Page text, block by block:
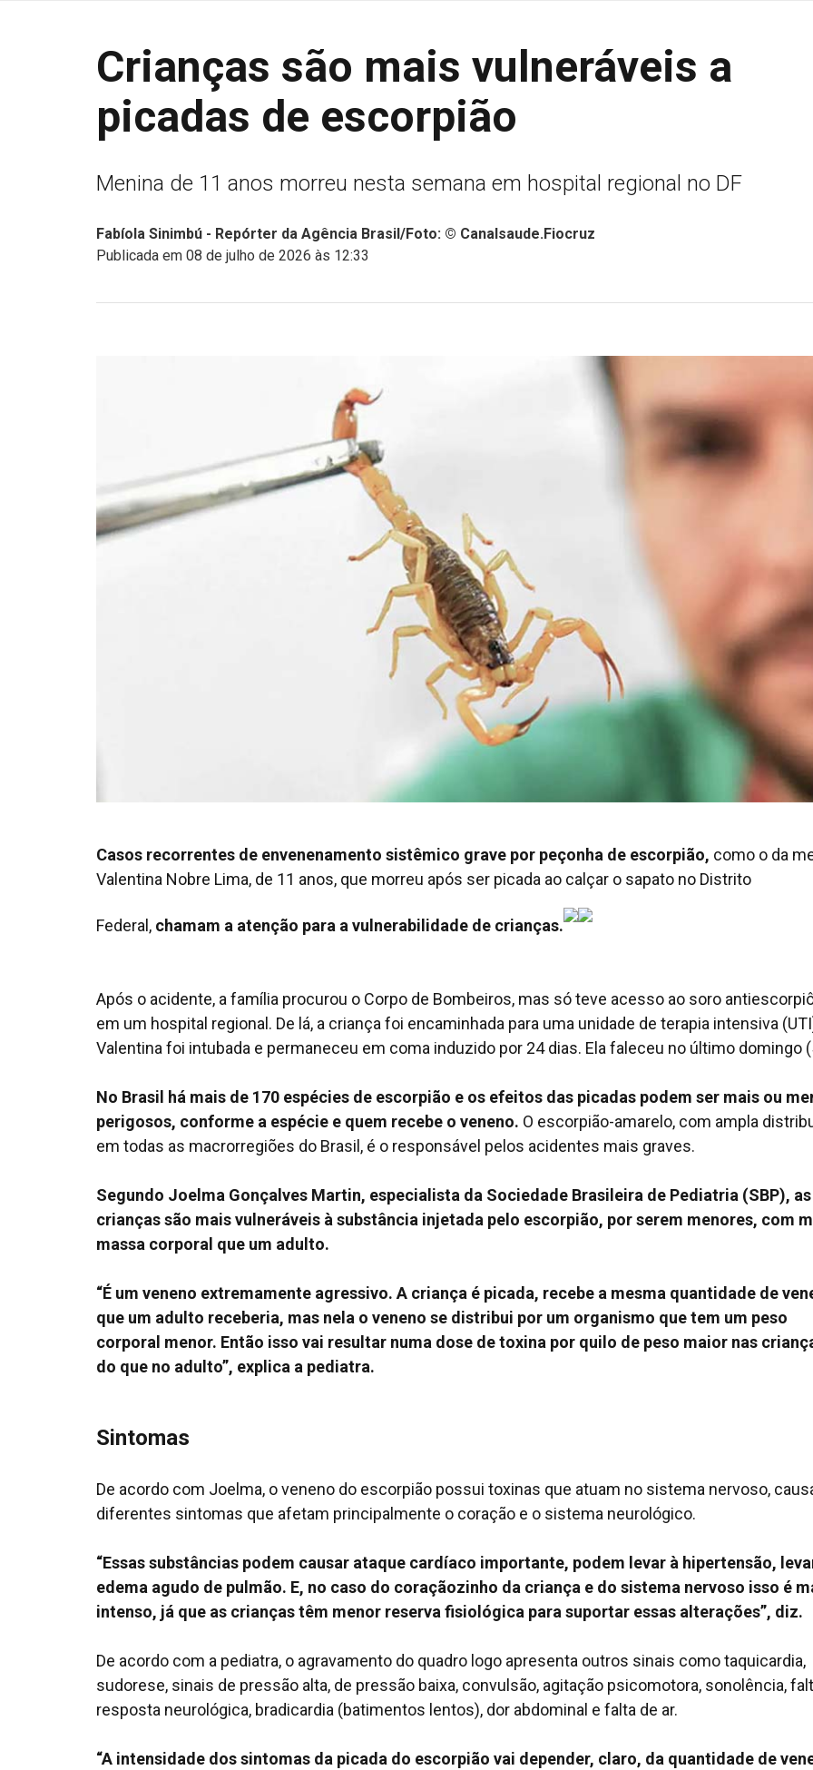
Crianças são mais vulneráveis a
picadas de escorpião
Menina de 11 anos morreu nesta semana em hospital regional no DF
Fabíola Sinimbú - Repórter da Agência Brasil/Foto: © Canalsaude.Fiocruz
Publicada em 08 de julho de 2026 às 12:33
Casos recorrentes de envenenamento sistêmico grave por peçonha de escorpião, como o da
Valentina Nobre Lima, de 11 anos, que morreu após ser picada ao calçar o sapato no Distrito
Federal, chamam a atenção para a vulnerabilidade de crianças.
Após o acidente, a família procurou o Corpo de Bombeiros, mas só teve acesso ao soro
em um hospital regional. De lá, a criança foi encaminhada para uma unidade de terapia intensiva
Valentina foi intubada e permaneceu em coma induzido por 24 dias. Ela faleceu no último domingo
No Brasil há mais de 170 espécies de escorpião e os efeitos das picadas podem ser mais ou
perigosos, conforme a espécie e quem recebe o veneno. O escorpião-amarelo, com ampla
em todas as macrorregiões do Brasil, é o responsável pelos acidentes mais graves.
Segundo Joelma Gonçalves Martin, especialista da Sociedade Brasileira de Pediatria (SBP), as
crianças são mais vulneráveis à substância injetada pelo escorpião, por serem menores, com
massa corporal que um adulto.
“É um veneno extremamente agressivo. A criança é picada, recebe a mesma quantidade de
que um adulto receberia, mas nela o veneno se distribui por um organismo que tem um peso
corporal menor. Então isso vai resultar numa dose de toxina por quilo de peso maior nas
do que no adulto”, explica a pediatra.
Sintomas
De acordo com Joelma, o veneno do escorpião possui toxinas que atuam no sistema nervoso,
diferentes sintomas que afetam principalmente o coração e o sistema neurológico.
“Essas substâncias podem causar ataque cardíaco importante, podem levar à hipertensão,
edema agudo de pulmão. E, no caso do coraçãozinho da criança e do sistema nervoso isso é
intenso, já que as crianças têm menor reserva fisiológica para suportar essas alterações”, diz.
De acordo com a pediatra, o agravamento do quadro logo apresenta outros sinais como taquicardia,
sudorese, sinais de pressão alta, de pressão baixa, convulsão, agitação psicomotora, sonolência,
resposta neurológica, bradicardia (batimentos lentos), dor abdominal e falta de ar.
“A intensidade dos sintomas da picada do escorpião vai depender, claro, da quantidade de